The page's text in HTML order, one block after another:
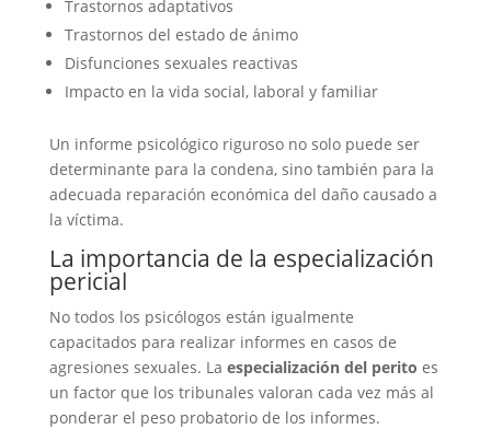
Trastornos adaptativos
Trastornos del estado de ánimo
Disfunciones sexuales reactivas
Impacto en la vida social, laboral y familiar
Un informe psicológico riguroso no solo puede ser
determinante para la condena, sino también para la
adecuada reparación económica del daño causado a
la víctima.
La importancia de la especialización
pericial
No todos los psicólogos están igualmente
capacitados para realizar informes en casos de
agresiones sexuales. La especialización del perito es
un factor que los tribunales valoran cada vez más al
ponderar el peso probatorio de los informes.